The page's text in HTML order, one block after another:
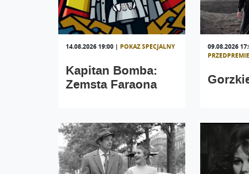
14.08.2026 19:00 | POKAZ SPECJALNY
Kapitan Bomba:
Zemsta Faraona
09.08.2026